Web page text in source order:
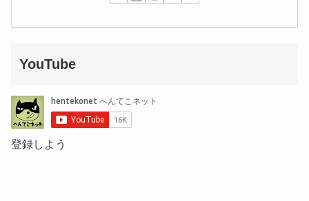
YouTube
登録しよう